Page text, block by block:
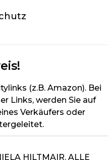
(z.B. Amazon). Bei
Links, werden Sie auf
Verkäufers oder
HILTMAIR. ALLE